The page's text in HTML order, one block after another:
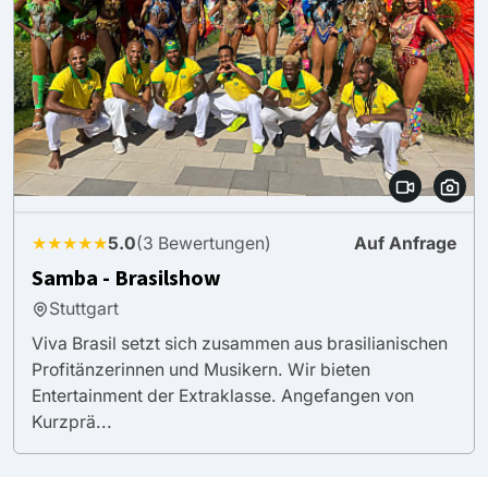
★★★★★5.0(3 Bewertungen) Auf Anfrage
Samba - Brasilshow
Stuttgart
Viva Brasil setzt sich zusammen aus brasilianischen
Profitänzerinnen und Musikern. Wir bieten
Entertainment der Extraklasse. Angefangen von
Kurzprä...